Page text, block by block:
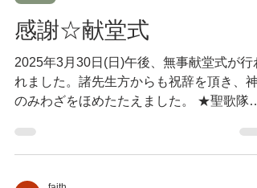
感謝☆献堂式
2025年3月30日(日)午後、無事献堂式が行
れました。諸先生方からも祝辞を頂き、神
美 ★設計事務所・工務店の方に感謝状 ★
念品のクリアファイルに掲載された新会堂
真